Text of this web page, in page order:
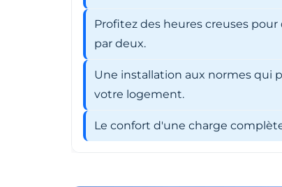
Profitez des heures creuses
par deux.
Une installation aux normes qui
votre logement.
Le confort d'une charge